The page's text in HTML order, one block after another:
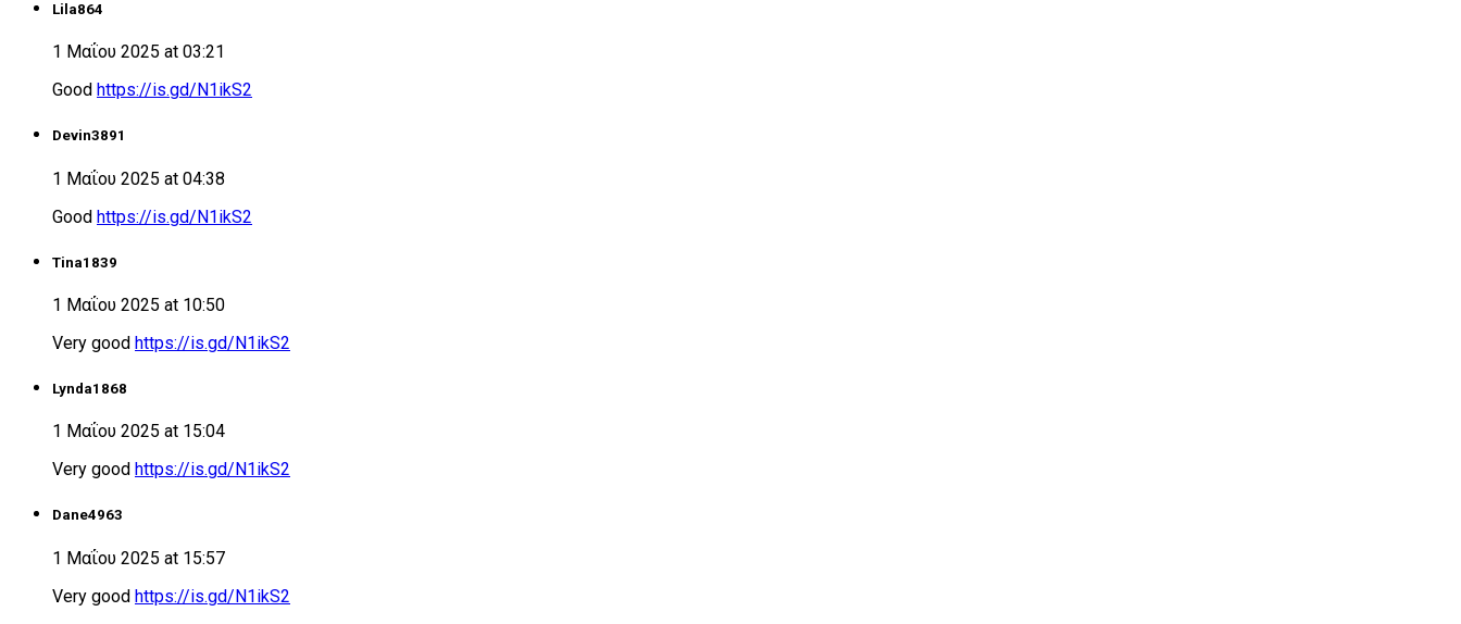
Lila864
1 Μαΐου 2025 at 03:21
Good https://is.gd/N1ikS2
Devin3891
1 Μαΐου 2025 at 04:38
Good https://is.gd/N1ikS2
Tina1839
1 Μαΐου 2025 at 10:50
Very good https://is.gd/N1ikS2
Lynda1868
1 Μαΐου 2025 at 15:04
Very good https://is.gd/N1ikS2
Dane4963
1 Μαΐου 2025 at 15:57
Very good https://is.gd/N1ikS2